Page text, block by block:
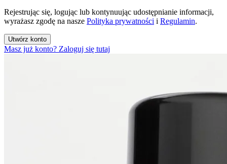
Rejestrując się, logując lub kontynuując udostępnianie informacji,
wyrażasz zgodę na nasze Polityka prywatności i Regulamin.
Utwórz konto
Masz już konto? Zaloguj się tutaj